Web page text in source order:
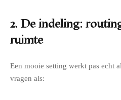
2. De indeling:
ruimte
Een mooie setting werkt pas echt
vragen als: